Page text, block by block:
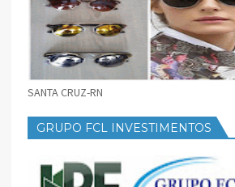
SANTA CRUZ-RN
GRUPO FCL INVESTIMENTOS